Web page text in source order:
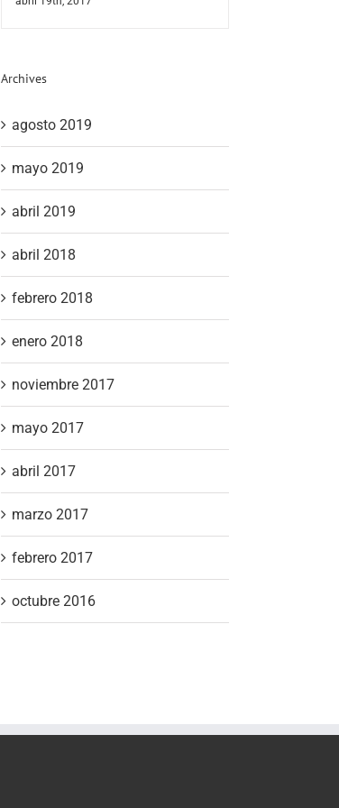
Archives
agosto 2019
mayo 2019
abril 2019
abril 2018
febrero 2018
enero 2018
noviembre 2017
mayo 2017
abril 2017
marzo 2017
febrero 2017
octubre 2016